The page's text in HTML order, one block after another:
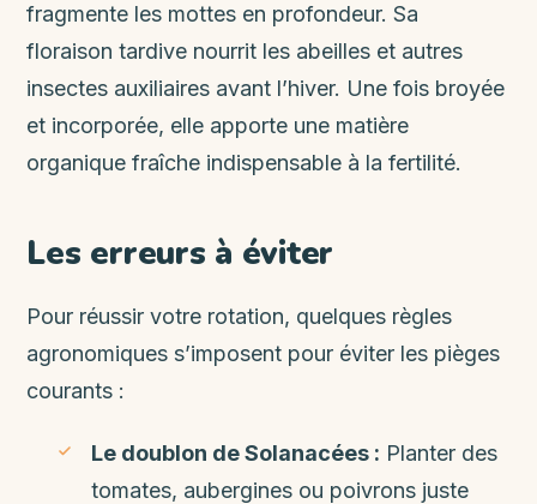
fragmente les mottes en profondeur. Sa
floraison tardive nourrit les abeilles et autres
insectes auxiliaires avant l’hiver. Une fois broyée
et incorporée, elle apporte une matière
organique fraîche indispensable à la fertilité.
Les erreurs à éviter
Pour réussir votre rotation, quelques règles
agronomiques s’imposent pour éviter les pièges
courants :
Le doublon de Solanacées : Planter des
tomates, aubergines ou poivrons juste